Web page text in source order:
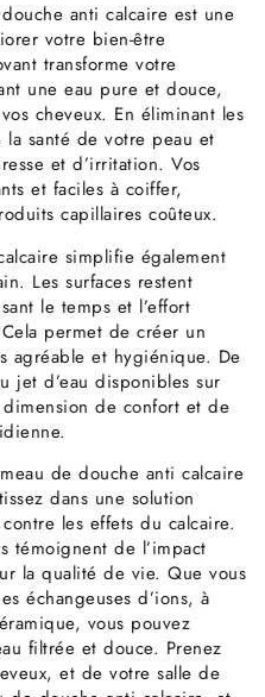
anti calcaire est une
votre bien-être
transforme votre
une eau pure et douce,
cheveux. En éliminant les
santé de votre peau et
et d’irritation. Vos
et faciles à coiffer,
capillaires coûteux.
simplifie également
Les surfaces restent
le temps et l’effort
permet de créer un
agréable et hygiénique. De
jet d’eau disponibles sur
de confort et de
de douche anti calcaire
dans une solution
les effets du calcaire.
témoignent de l’impact
la qualité de vie. Que vous
échangeuses d’ions, à
vous pouvez
filtrée et douce. Prenez
et de votre salle de